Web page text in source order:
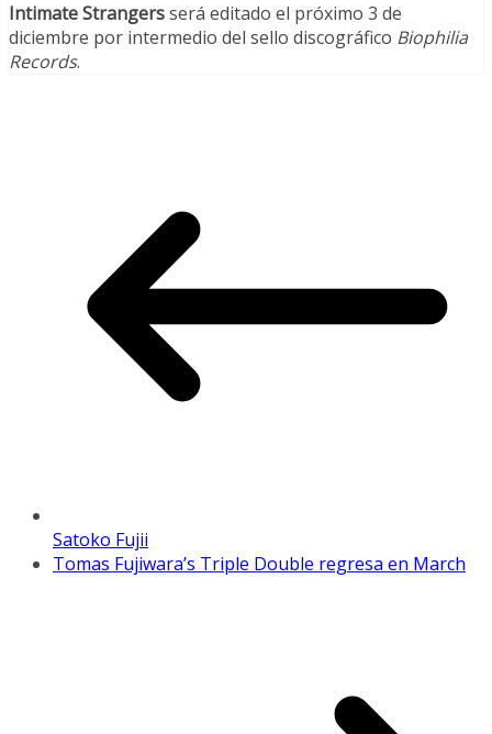
Intimate Strangersserá editado el próximo 3 de
diciembre por intermedio del sello discográfico Biophilia
Records.
Satoko Fujii
Tomas Fujiwara’s Triple Double regresa en March